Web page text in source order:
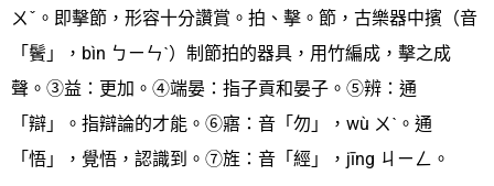
ㄨˇ。即擊節，形容十分讚賞。拍、擊。節，古樂器中擯（音
「鬢」，bìn ㄅㄧㄣˋ）制節拍的器具，用竹編成，擊之成
聲。③益：更加。④端晏：指子貢和晏子。⑤辨：通
「辯」。指辯論的才能。⑥寤：音「勿」，wù ㄨˋ。通
「悟」，覺悟，認識到。⑦旌：音「經」，jīng ㄐㄧㄥ。